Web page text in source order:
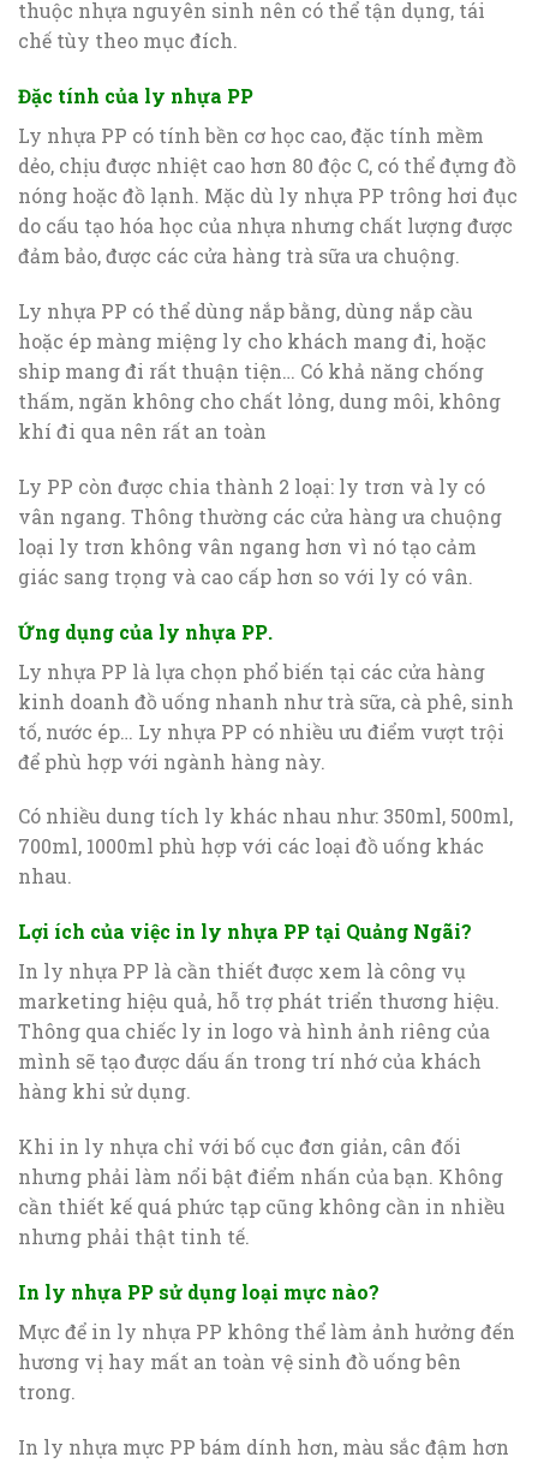
thuộc nhựa nguyên sinh nên có thể tận dụng, tái
chế tùy theo mục đích.
Đặc tính của ly nhựa PP
Ly nhựa PP có tính bền cơ học cao, đặc tính mềm
dẻo, chịu được nhiệt cao hơn 80 độc C, có thể đựng đồ
nóng hoặc đồ lạnh. Mặc dù ly nhựa PP trông hơi đục
do cấu tạo hóa học của nhựa nhưng chất lượng được
đảm bảo, được các cửa hàng trà sữa ưa chuộng.
Ly nhựa PP có thể dùng nắp bằng, dùng nắp cầu
hoặc ép màng miệng ly cho khách mang đi, hoặc
ship mang đi rất thuận tiện… Có khả năng chống
thấm, ngăn không cho chất lỏng, dung môi, không
khí đi qua nên rất an toàn
Ly PP còn được chia thành 2 loại: ly trơn và ly có
vân ngang. Thông thường các cửa hàng ưa chuộng
loại ly trơn không vân ngang hơn vì nó tạo cảm
giác sang trọng và cao cấp hơn so với ly có vân.
Ứng dụng của ly nhựa PP.
Ly nhựa PP là lựa chọn phổ biến tại các cửa hàng
kinh doanh đồ uống nhanh như trà sữa, cà phê, sinh
tố, nước ép… Ly nhựa PP có nhiều ưu điểm vượt trội
để phù hợp với ngành hàng này.
Có nhiều dung tích ly khác nhau như: 350ml, 500ml,
700ml, 1000ml phù hợp với các loại đồ uống khác
nhau.
Lợi ích của việc in ly nhựa PP tại Quảng Ngãi?
In ly nhựa PP là cần thiết được xem là công vụ
marketing hiệu quả, hỗ trợ phát triển thương hiệu.
Thông qua chiếc ly in logo và hình ảnh riêng của
mình sẽ tạo được dấu ấn trong trí nhớ của khách
hàng khi sử dụng.
Khi in ly nhựa chỉ với bố cục đơn giản, cân đối
nhưng phải làm nổi bật điểm nhấn của bạn. Không
cần thiết kế quá phức tạp cũng không cần in nhiều
nhưng phải thật tinh tế.
In ly nhựa PP sử dụng loại mực nào?
Mực để in ly nhựa PP không thể làm ảnh hưởng đến
hương vị hay mất an toàn vệ sinh đồ uống bên
trong.
In ly nhựa mực PP bám dính hơn, màu sắc đậm hơn